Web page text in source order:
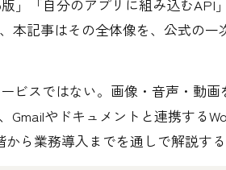
」「自分のアプリに組み込むAPI
本記事はその全体像を、公式の一
ビスではない。画像・音声・動画
Gmailやドキュメントと連携する
ら業務導入までを通しで解説する